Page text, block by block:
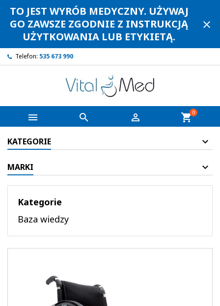
TO JEST WYRÓB MEDYCZNY. UŻYWAJ
GO ZAWSZE ZGODNIE Z INSTRUKCJĄ
UŻYTKOWANIA LUB ETYKIETĄ.
close
Telefon: 535 673 990
   shopping_cart0
KATEGORIE
MARKI
Kategorie
Baza wiedzy